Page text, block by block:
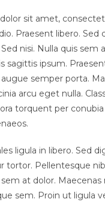
sit amet,
Praesent libero. Sed
nisi. Nulla quis
sagittis ipsum.
semper porta.
arcu eget nulla.
torquent per
ligula in libero. Sed
tortor. Pellentesque
sem at dolor. Maecenas
sem. Proin ut ligula